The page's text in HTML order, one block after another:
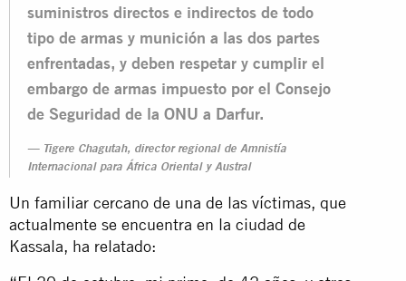
suministros directos e indirectos de todo
tipo de armas y munición a las dos partes
enfrentadas, y deben respetar y cumplir el
embargo de armas impuesto por el Consejo
de Seguridad de la ONU a Darfur.
Tigere Chagutah, director regional de Amnistía
Internacional para África Oriental y Austral
Un familiar cercano de una de las víctimas, que
actualmente se encuentra en la ciudad de
Kassala, ha relatado: